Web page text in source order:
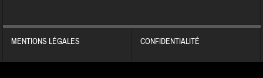
MENTIONS LÉGALES CONFIDENTIALITÉ